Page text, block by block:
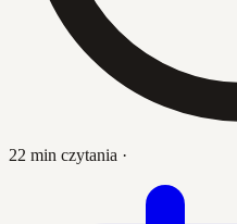
22 min czytania ·